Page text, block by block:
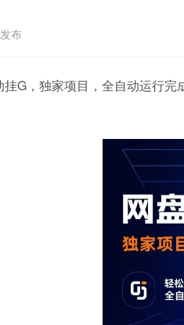
布
G，独家项目，全自动运行完